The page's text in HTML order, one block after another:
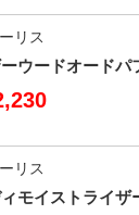
リス
ウードオードパ
リス
モイストライザ